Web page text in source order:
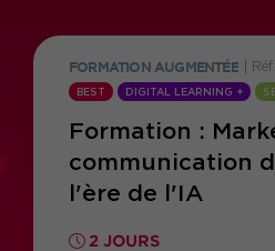
FORMATION AUGMENTÉE
BEST DIGITAL LEARNING +
Formation :
communication
l'ère de l'IA
2 JOURS